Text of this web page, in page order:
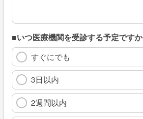
■いつ医療機関を受診する予定ですか
すぐにでも
3日以内
2週間以内